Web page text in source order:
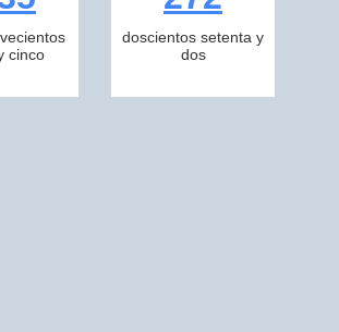
cinco
doscientos setenta y
dos